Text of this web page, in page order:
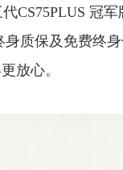
CS75PLUS 冠军
质保及免费终
放心。